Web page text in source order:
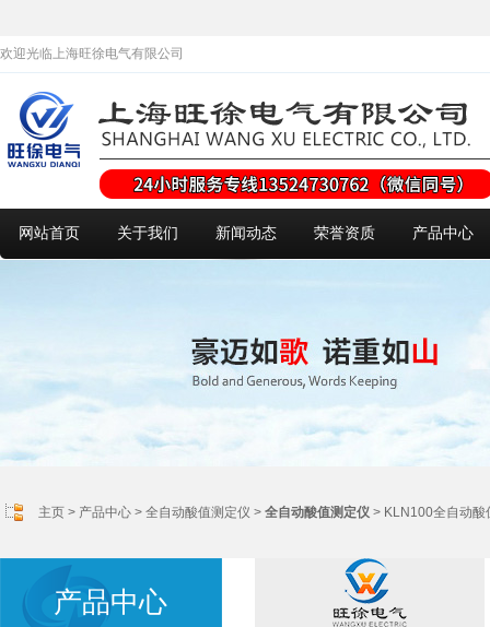
欢迎光临上海旺徐电气有限公司
网站首页 关于我们 新闻动态 荣誉资质 产品中心
主页 > 产品中心 > 全自动酸值测定仪 > 全自动酸值测定仪 > KLN100全自动酸
产品中心